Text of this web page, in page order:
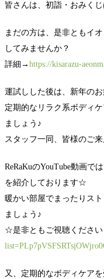
皆さんは、初詣・おみく
まだの方は、是非ともイ
してみませんか？
詳細→ https://kisarazu-
運試しした後は、新年の
定期的なリラク系ボディ
ましょう♪
スタッフ一同、皆様のご
ReRaKuのYouTube動画で
を紹介しております☆
暖かい部屋でまったりス
ましょう♪
☆是非ともご視聴くださ
又、定期的なボディケア